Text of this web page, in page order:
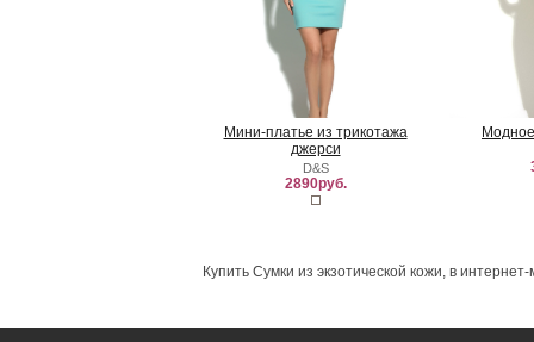
Мини-платье из трикотажа
джерси
D&S
2890руб.
Купить Сумки из экзотической кожи, в